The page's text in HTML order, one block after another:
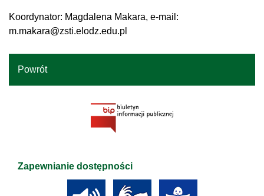
Koordynator: Magdalena Makara, e-mail:
m.makara@zsti.elodz.edu.pl
Powrót
Zapewnianie dostępności